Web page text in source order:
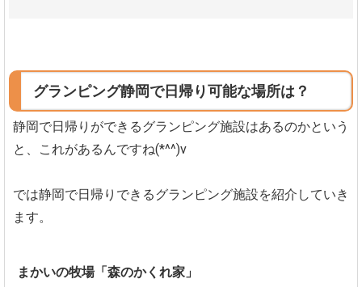
グランピング静岡で日帰り可能な場所は？
静岡で日帰りができるグランピング施設はあるのかという
と、これがあるんですね(*^^)v
では静岡で日帰りできるグランピング施設を紹介していき
ます。
まかいの牧場「森のかくれ家」